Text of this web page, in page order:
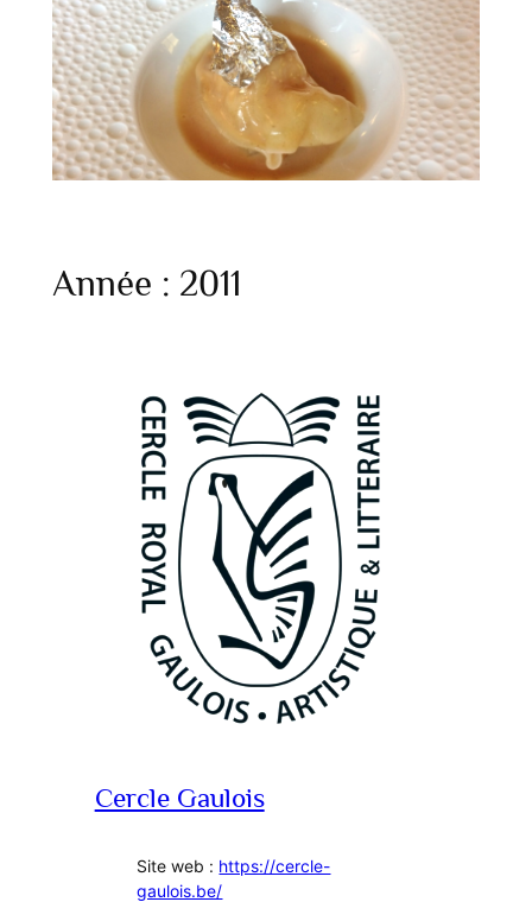
Année : 2011
Cercle Gaulois
Site web : https://cercle-
gaulois.be/